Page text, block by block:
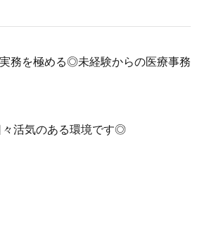
務を極める◎未経験からの医療事務
々活気のある環境です◎